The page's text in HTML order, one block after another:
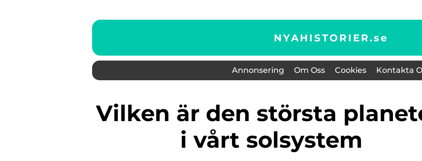
NYAHISTORIER.se
Annonsering Om Oss Cookies Kontakta
Vilken är den största planeten
i vårt solsystem